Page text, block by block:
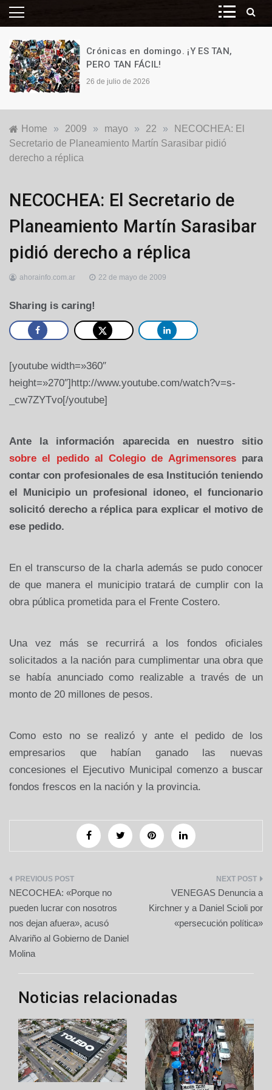
Crónicas en domingo. ¡Y ES TAN,
PERO TAN FÁCIL!
26 de julio de 2026
Home » 2009 » mayo » 22 »
NECOCHEA: El
Secretario de Planeamiento Martín Sarasibar pidió
derecho a réplica
Locales
NECOCHEA: El Secretario de
Planeamiento Martín Sarasibar
pidió derecho a réplica
ahorainfo.com.ar 22 de mayo de 2009
Sharing is caring!
[youtube width=»360″
height=»270″]http://www.youtube.com/watch?v=s-
_cw7ZYTvo[/youtube]
Ante la información aparecida en nuestro sitio
sobre el pedido al Colegio de Agrimensorespara
contar con profesionales de esa Institución teniendo
el Municipio un profesional idoneo, el funcionario
solicitó derecho a réplica para explicar el motivo de
ese pedido.
En el transcurso de la charla además se pudo conocer
de que manera el municipio tratará de cumplir con la
obra pública prometida para el Frente Costero.
Una vez más se recurrirá a los fondos oficiales
solicitados a la nación para cumplimentar una obra que
se había anunciado como realizable a través de un
monto de 20 millones de pesos.
Como esto no se realizó y ante el pedido de los
empresarios que habían ganado las nuevas
concesiones el Ejecutivo Municipal comenzo a buscar
fondos frescos en la nación y la provincia.
Navegación
de
entradas
NECOCHEA: «Porque no
pueden lucrar con nosotros
nos dejan afuera», acusó
Alvariño al Gobierno de Daniel
Molina
VENEGAS Denuncia a
Kirchner y a Daniel Scioli por
«persecución política»
Noticias relacionadas